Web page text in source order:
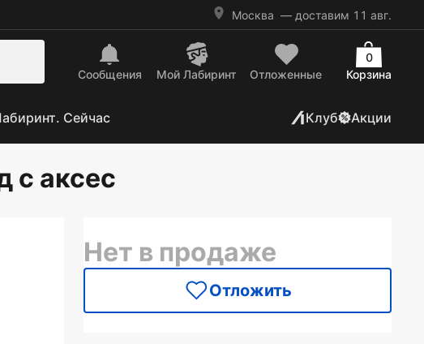
Москва — доставим 11 авг.
Сообщения Mой Лабиринт Отложенные Корзина
0
Сейчас Клуб Акции
с аксес
Нет в продаже
Отложить